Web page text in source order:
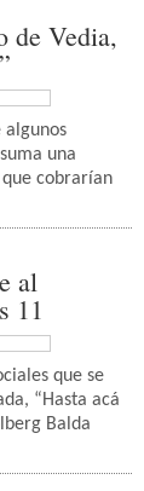
de Vedia,
algunos
una
cobrarían
al
11
que se
“Hasta acá
Balda